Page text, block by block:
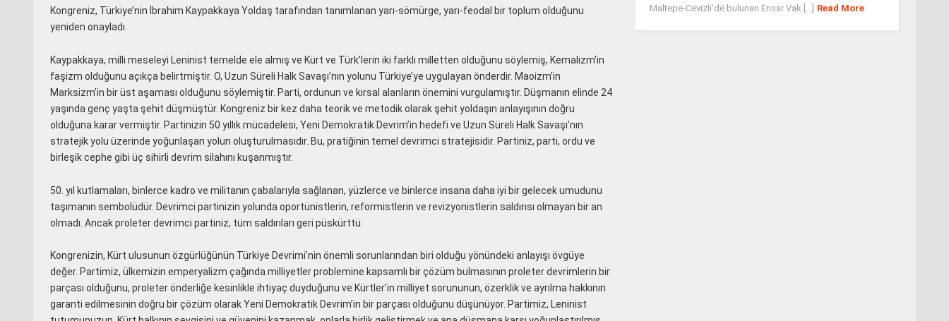
Kongreniz, Türkiye’nin İbrahim Kaypakkaya Yoldaş tarafından tanımlanan yarı-sömürge, yarı-feodal bir toplum olduğunu
yeniden onayladı.
Kaypakkaya, milli meseleyi Leninist temelde ele almış ve Kürt ve Türk’lerin iki farklı milletten olduğunu söylemiş, Kemalizm’in
faşizm olduğunu açıkça belirtmiştir. O, Uzun Süreli Halk Savaşı’nın yolunu Türkiye’ye uygulayan önderdir. Maoizm’in
Marksizm’in bir üst aşaması olduğunu söylemiştir. Parti, ordunun ve kırsal alanların önemini vurgulamıştır. Düşmanın elinde 24
yaşında genç yaşta şehit düşmüştür. Kongreniz bir kez daha teorik ve metodik olarak şehit yoldaşın anlayışının doğru
olduğuna karar vermiştir. Partinizin 50 yıllık mücadelesi, Yeni Demokratik Devrim’in hedefi ve Uzun Süreli Halk Savaşı’nın
stratejik yolu üzerinde yoğunlaşan yolun oluşturulmasıdır. Bu, pratiğinin temel devrimci stratejisidir. Partiniz, parti, ordu ve
birleşik cephe gibi üç sihirli devrim silahını kuşanmıştır.
50. yıl kutlamaları, binlerce kadro ve militanın çabalarıyla sağlanan, yüzlerce ve binlerce insana daha iyi bir gelecek umudunu
taşımanın sembolüdür. Devrimci partinizin yolunda oportünistlerin, reformistlerin ve revizyonistlerin saldırısı olmayan bir an
olmadı. Ancak proleter devrimci partiniz, tüm saldırıları geri püskürttü.
Kongrenizin, Kürt ulusunun özgürlüğünün Türkiye Devrimi’nin önemli sorunlarından biri olduğu yönündeki anlayışı övgüye
değer. Partimiz, ülkemizin emperyalizm çağında milliyetler problemine kapsamlı bir çözüm bulmasının proleter devrimlerin bir
parçası olduğunu, proleter önderliğe kesinlikle ihtiyaç duyduğunu ve Kürtler’in milliyet sorununun, özerklik ve ayrılma hakkının
garanti edilmesinin doğru bir çözüm olarak Yeni Demokratik Devrim’in bir parçası olduğunu düşünüyor. Partimiz, Leninist
Maltepe-Cevizli'de bulunan Ensar Vak [...] Read More